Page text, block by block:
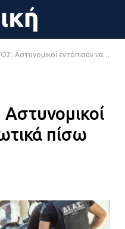
εντόπισαν ναρκωτικά πίσω από σχολείο
πίσω